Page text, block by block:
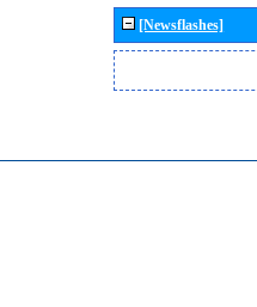
[Newsflashes]